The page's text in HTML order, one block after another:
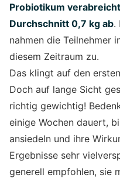
Probiotikum
Durchschnitt 0,7 kg ab.
nahmen die Teilnehmer
diesem Zeitraum zu.
Das klingt auf den
Doch auf lange Sicht
richtig gewichtig!
einige Wochen dauert,
ansiedeln und ihre
Ergebnisse sehr
generell empfohlen, sie